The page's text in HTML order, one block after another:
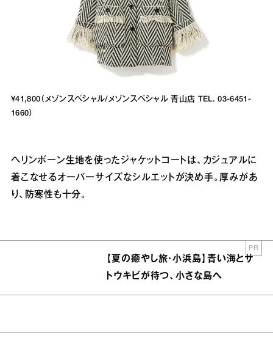
¥41,800（メゾンスペシャル/メゾンスペシャル 青山店 TEL. 03-6451-
1660）
ヘリンボーン生地を使ったジャケットコートは、カジュアルに
着こなせるオーバーサイズなシルエットが決め手。厚みがあ
り、防寒性も十分。
【夏の癒やし旅・小浜島】青い海とサ
トウキビが待つ、小さな島へ
PR